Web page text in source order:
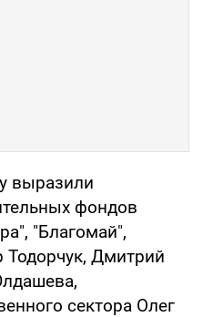
выразили
фондов
"Благомай",
Дмитрий
сектора Олег